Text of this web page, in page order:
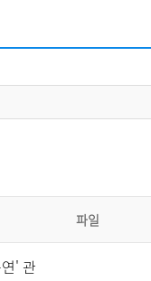
뉴스레터
파일
' 관